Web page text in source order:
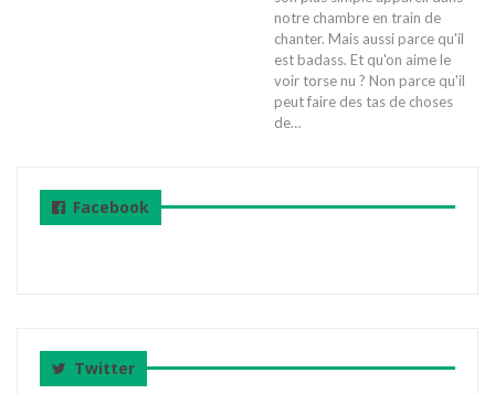
notre chambre en train de
chanter. Mais aussi parce qu'il
est badass. Et qu'on aime le
voir torse nu ? Non parce qu'il
peut faire des tas de choses
de…
Facebook
Twitter